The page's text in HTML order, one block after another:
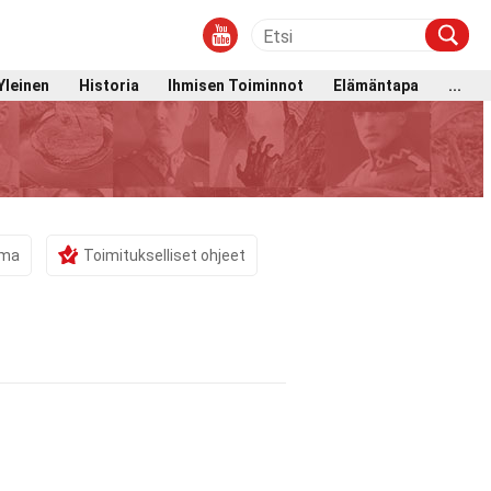
Historia Ihmisen Toiminnot Elämäntapa ...
Toimitukselliset ohjeet